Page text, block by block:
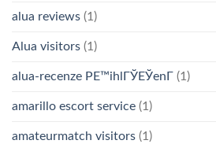
alua reviews (1)
Alua visitors (1)
alua-recenze PЕ™ihlГЎЕЎenГ­ (1)
amarillo escort service (1)
amateurmatch visitors (1)